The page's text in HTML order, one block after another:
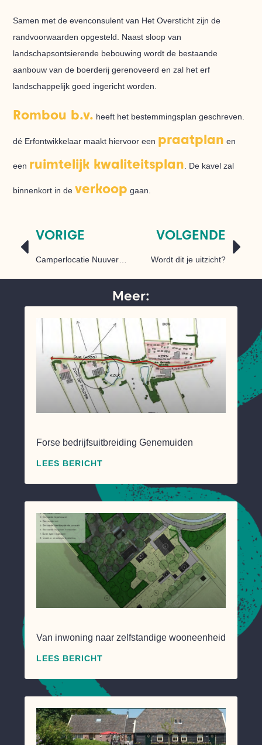
Samen met de evenconsulent van Het Oversticht zijn de
randvoorwaarden opgesteld. Naast sloop van
landschapsontsierende bebouwing wordt de bestaande
aanbouw van de boerderij gerenoveerd en zal het erf
landschappelijk goed ingericht worden.
Rombou b.v. heeft het bestemmingsplan geschreven.
dé Erfontwikkelaar maakt hiervoor een praatplan en
een ruimtelijk kwaliteitsplan . De kavel zal
binnenkort in deverkoop gaan.
VORIGE VOLGENDE
Wordt dit je uitzicht?
Meer:
Forse bedrijfsuitbreiding Genemuiden
LEES BERICHT
Van inwoning naar zelfstandige wooneenheid
LEES BERICHT